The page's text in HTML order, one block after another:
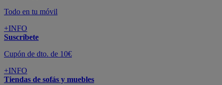
Todo en tu móvil
+INFO
Suscríbete
Cupón de dto. de 10€
+INFO
Tiendas de sofás y muebles